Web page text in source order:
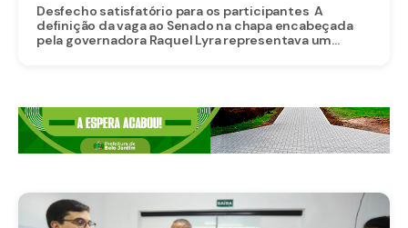
Desfecho satisfatório para os participantes A
definição da vaga ao Senado na chapa encabeçada
pela governadora Raquel Lyra representava um...